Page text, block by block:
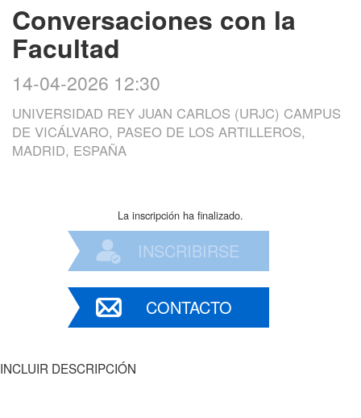
Conversaciones con la
Facultad
14-04-2026 12:30
UNIVERSIDAD REY JUAN CARLOS (URJC) CAMPUS
DE VICÁLVARO, PASEO DE LOS ARTILLEROS,
MADRID, ESPAÑA
La inscripción ha finalizado.
INSCRIBIRSE
CONTACTO
INCLUIR DESCRIPCIÓN